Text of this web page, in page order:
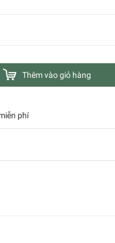
Thêm vào giỏ hàng
phí